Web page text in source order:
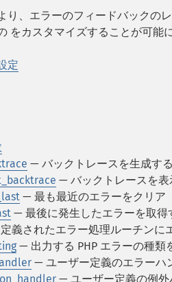
り、エラーのフィードバックの
をカスタマイズすることが可能
定
— バックトレースを生成する
— バックトレースを表
— 最も最近のエラーをクリア
— 最後に発生したエラーを取得
義されたエラー処理ルーチンに
— 出力する PHP エラーの種類
— ユーザー定義のエラーハ
— ユーザー定義の例外